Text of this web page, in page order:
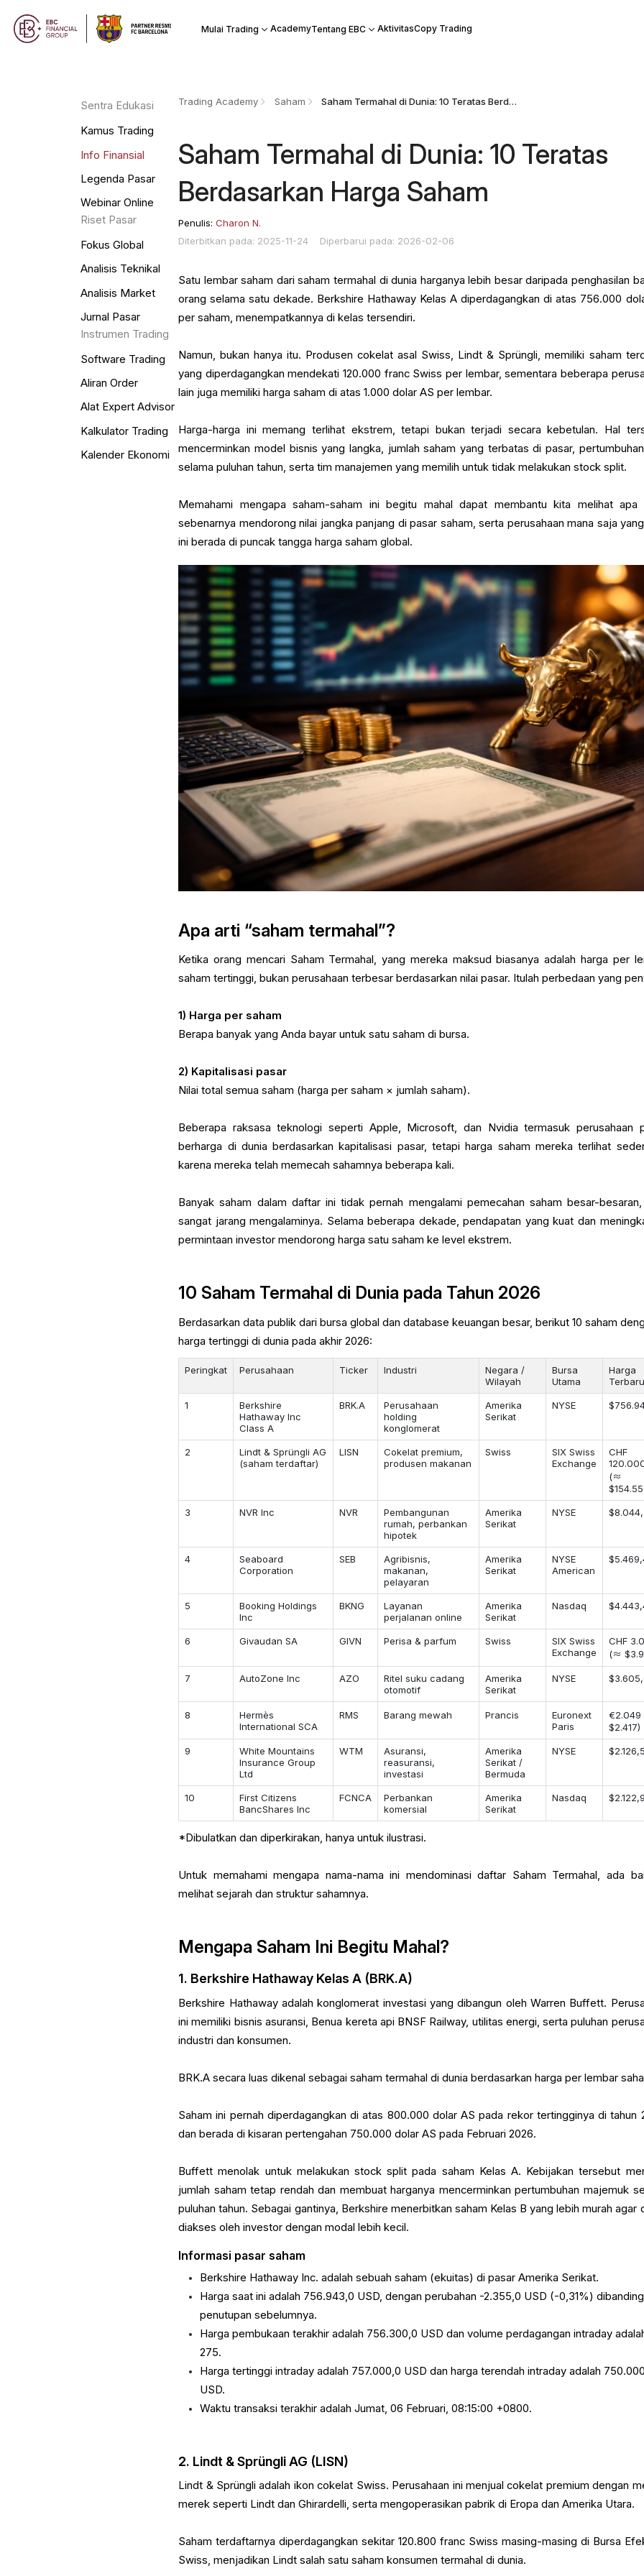
Mulai Trading AcademyTentang EBC AktivitasCopy Trading
Sentra Edukasi
Kamus Trading
Info Finansial
Legenda Pasar
Webinar Online
Riset Pasar
Fokus Global
Analisis Teknikal
Analisis Market
Jurnal Pasar
Instrumen Trading
Software Trading
Aliran Order
Alat Expert Advisor
Kalkulator Trading
Kalender Ekonomi
Trading Academy Saham Saham Termahal di Dunia: 10 Teratas Berdasarkan Harga Saham
Saham Termahal di Dunia: 10 Teratas
Berdasarkan Harga Saham
Penulis:Charon N.
Diterbitkan pada: 2025-11-24
Diperbarui pada: 2026-02-06
Satu lembar saham dari saham termahal di dunia harganya lebih besar daripada penghasilan
orang selama satu dekade. Berkshire Hathaway Kelas A diperdagangkan di atas 756.000
per saham, menempatkannya di kelas tersendiri.
Namun, bukan hanya itu. Produsen cokelat asal Swiss, Lindt & Sprüngli, memiliki saham
yang diperdagangkan mendekati 120.000 franc Swiss per lembar, sementara beberapa
lain juga memiliki harga saham di atas 1.000 dolar AS per lembar.
Harga-harga ini memang terlihat ekstrem, tetapi bukan terjadi secara kebetulan. Hal
mencerminkan model bisnis yang langka, jumlah saham yang terbatas di pasar,
selama puluhan tahun, serta tim manajemen yang memilih untuk tidak melakukan stock split.
Memahami mengapa saham-saham ini begitu mahal dapat membantu kita melihat apa
sebenarnya mendorong nilai jangka panjang di pasar saham, serta perusahaan mana saja
ini berada di puncak tangga harga saham global.
Apa arti “saham termahal”?
Ketika orang mencari Saham Termahal, yang mereka maksud biasanya adalah harga per
saham tertinggi, bukan perusahaan terbesar berdasarkan nilai pasar. Itulah perbedaan yang
1) Harga per saham
Berapa banyak yang Anda bayar untuk satu saham di bursa.
2) Kapitalisasi pasar
Nilai total semua saham (harga per saham × jumlah saham).
Beberapa raksasa teknologi seperti Apple, Microsoft, dan Nvidia termasuk perusahaan
berharga di dunia berdasarkan kapitalisasi pasar, tetapi harga saham mereka terlihat
karena mereka telah memecah sahamnya beberapa kali.
Banyak saham dalam daftar ini tidak pernah mengalami pemecahan saham besar-
sangat jarang mengalaminya. Selama beberapa dekade, pendapatan yang kuat dan
permintaan investor mendorong harga satu saham ke level ekstrem.
10 Saham Termahal di Dunia pada Tahun 2026
Berdasarkan data publik dari bursa global dan database keuangan besar, berikut 10 saham
harga tertinggi di dunia pada akhir 2026:
Peringkat Perusahaan Ticker Industri
Negara /
Wilayah
Bursa
Utama
Harga
Terbaru
1
Berkshire
Hathaway Inc
Class A
BRK.A
Perusahaan
holding
konglomerat
Amerika
Serikat
NYSE
2
Lindt & Sprüngli AG
(saham terdaftar)
LISN
Cokelat premium,
produsen makanan
Swiss
SIX Swiss
Exchange
CHF
(≈
3 NVR Inc NVR
Pembangunan
rumah, perbankan
hipotek
Amerika
Serikat
NYSE
4
Seaboard
Corporation
SEB
Agribisnis,
makanan,
pelayaran
Amerika
Serikat
NYSE
American
5
Booking Holdings
Inc
BKNG
Layanan
perjalanan online
Amerika
Serikat
Nasdaq
6 Givaudan SA GIVN Perisa & parfum Swiss
SIX Swiss
Exchange
CHF
(≈
7 AutoZone Inc AZO
Ritel suku cadang
otomotif
Amerika
Serikat
NYSE
8
Hermès
International SCA
RMS Barang mewah Prancis
Euronext
Paris
$2.417)
9
White Mountains
Insurance Group
Ltd
WTM
Asuransi,
reasuransi,
investasi
Amerika
Serikat /
Bermuda
NYSE
10
First Citizens
BancShares Inc
FCNCA
Perbankan
komersial
Amerika
Serikat
Nasdaq
*Dibulatkan dan diperkirakan, hanya untuk ilustrasi.
Untuk memahami mengapa nama-nama ini mendominasi daftar Saham Termahal, ada
melihat sejarah dan struktur sahamnya.
Mengapa Saham Ini Begitu Mahal?
1. Berkshire Hathaway Kelas A (BRK.A)
Berkshire Hathaway adalah konglomerat investasi yang dibangun oleh Warren Buffett.
ini memiliki bisnis asuransi, Benua kereta api BNSF Railway, utilitas energi, serta puluhan
industri dan konsumen.
BRK.A secara luas dikenal sebagai saham termahal di dunia berdasarkan harga per lembar
Saham ini pernah diperdagangkan di atas 800.000 dolar AS pada rekor tertingginya di tahun
dan berada di kisaran pertengahan 750.000 dolar AS pada Februari 2026.
Buffett menolak untuk melakukan stock split pada saham Kelas A. Kebijakan tersebut
jumlah saham tetap rendah dan membuat harganya mencerminkan pertumbuhan majemuk
puluhan tahun. Sebagai gantinya, Berkshire menerbitkan saham Kelas B yang lebih murah agar
diakses oleh investor dengan modal lebih kecil.
Informasi pasar saham
Berkshire Hathaway Inc. adalah sebuah saham (ekuitas) di pasar Amerika Serikat.
Harga saat ini adalah 756.943,0 USD, dengan perubahan -2.355,0 USD (-0,31%) dibanding
penutupan sebelumnya.
Harga pembukaan terakhir adalah 756.300,0 USD dan volume perdagangan intraday
275.
Harga tertinggi intraday adalah 757.000,0 USD dan harga terendah intraday adalah
USD.
Waktu transaksi terakhir adalah Jumat, 06 Februari, 08:15:00 +0800.
2. Lindt & Sprüngli AG (LISN)
Lindt & Sprüngli adalah ikon cokelat Swiss. Perusahaan ini menjual cokelat premium dengan
merek seperti Lindt dan Ghirardelli, serta mengoperasikan pabrik di Eropa dan Amerika Utara.
Saham terdaftarnya diperdagangkan sekitar 120.800 franc Swiss masing-masing di Bursa
Swiss, menjadikan Lindt salah satu saham konsumen termahal di dunia.